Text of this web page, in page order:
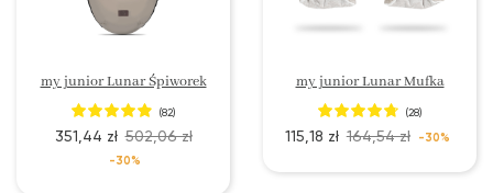
my junior Lunar Śpiworek
(82)
351,44 zł 502,06 zł
-30%
my junior Lunar Mufka
(28)
115,18 zł 164,54 zł -30%